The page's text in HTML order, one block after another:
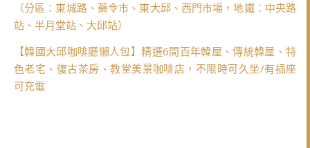
（分區：東城路、藥令市、東大邱、西門市場，地鐵：中央路
站、半月堂站、大邱站）
【韓國大邱咖啡廳懶人包】精選6間百年韓屋、傳統韓屋、特
色老宅、復古茶房、教堂美景咖啡店，不限時可久坐/有插座
可充電